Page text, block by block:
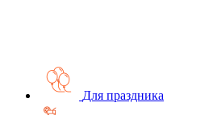
Для праздника